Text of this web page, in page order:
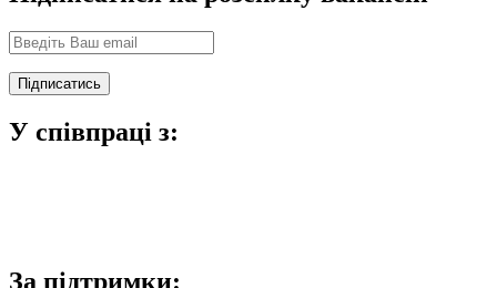
У співпраці з:
За підтримки: